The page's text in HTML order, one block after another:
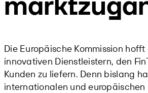
Die Europäische Kommission
innovativen Dienstleistern, den
Kunden zu liefern. Denn bislang
internationalen und europäischen